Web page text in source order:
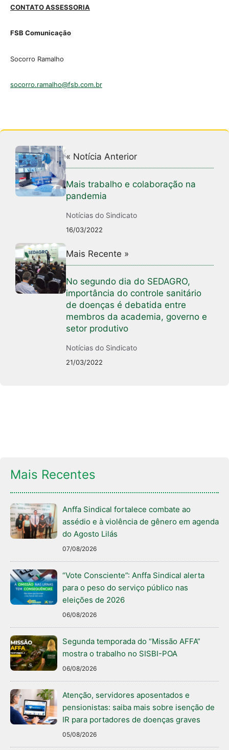
CONTATO ASSESSORIA
FSB Comunicação
Socorro Ramalho
socorro.ramalho@fsb.com.br
« Notícia Anterior
Mais trabalho e colaboração na
pandemia
Notícias do Sindicato
16/03/2022
Mais Recente »
No segundo dia do SEDAGRO,
importância do controle sanitário
de doenças é debatida entre
membros da academia, governo e
setor produtivo
Notícias do Sindicato
21/03/2022
Mais Recentes
Anffa Sindical fortalece combate ao
assédio e à violência de gênero em agenda
do Agosto Lilás
07/08/2026
“Vote Consciente”: Anffa Sindical alerta
para o peso do serviço público nas
eleições de 2026
06/08/2026
Segunda temporada do “Missão AFFA”
mostra o trabalho no SISBI-POA
06/08/2026
Atenção, servidores aposentados e
pensionistas: saiba mais sobre isenção de
IR para portadores de doenças graves
05/08/2026